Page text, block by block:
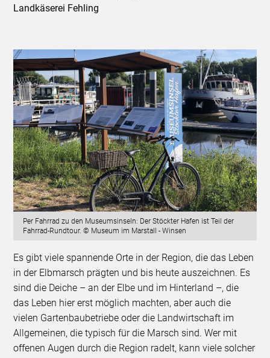
Landkäserei Fehling
Per Fahrrad zu den Museumsinseln: Der Stöckter Hafen ist Teil der
Fahrrad-Rundtour. © Museum im Marstall - Winsen
Es gibt viele spannende Orte in der Region, die das Leben
in der Elbmarsch prägten und bis heute auszeichnen. Es
sind die Deiche – an der Elbe und im Hinterland –, die
das Leben hier erst möglich machten, aber auch die
vielen Gartenbaubetriebe oder die Landwirtschaft im
Allgemeinen, die typisch für die Marsch sind. Wer mit
offenen Augen durch die Region radelt, kann viele solcher